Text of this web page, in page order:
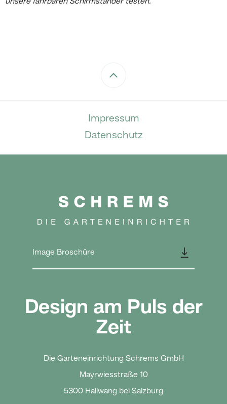
Impressum
Datenschutz
Image Broschüre 👇
Design am Puls der
Zeit
Die Garteneinrichtung Schrems GmbH
Mayrwiesstraße 10
5300 Hallwang bei Salzburg